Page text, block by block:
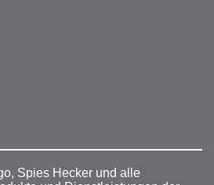
Spies Hecker und alle